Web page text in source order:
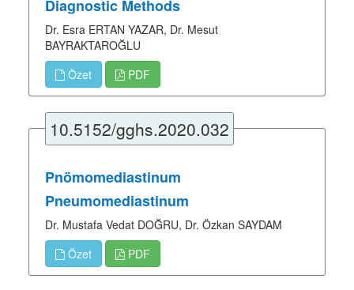
Diagnostic Methods
Dr. Esra ERTAN YAZAR, Dr. Mesut
BAYRAKTAROĞLU
Özet
PDF
10.5152/gghs.2020.032
Pnömomediastinum
Pneumomediastinum
Dr. Mustafa Vedat DOĞRU, Dr. Özkan SAYDAM
Özet
PDF